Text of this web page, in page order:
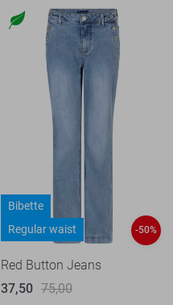
Bibette
Regular waist
-50%
Red Button Jeans
37,50 75,00